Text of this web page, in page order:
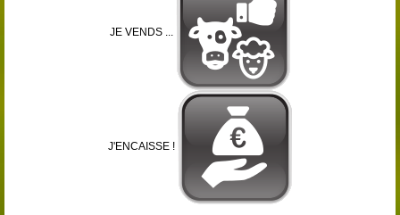
JE VENDS ...
J'ENCAISSE !